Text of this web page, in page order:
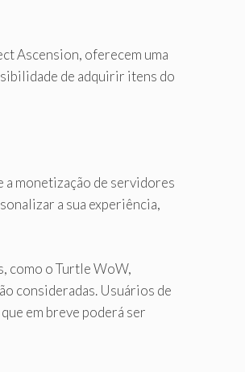
Ascension, oferecem uma
de adquirir itens do
monetização de servidores
a sua experiência,
como o Turtle WoW,
consideradas. Usuários de
em breve poderá ser